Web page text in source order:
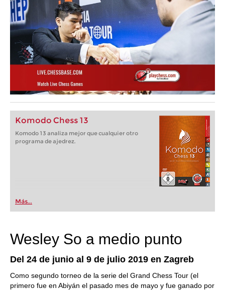
Komodo Chess 13
Komodo 13 analiza mejor que cualquier otro
programa de ajedrez.
Más...
Wesley So a medio punto
Del 24 de junio al 9 de julio 2019 en Zagreb
Como segundo torneo de la serie del Grand Chess Tour (el
primero fue en Abiyán el pasado mes de mayo y fue ganado por